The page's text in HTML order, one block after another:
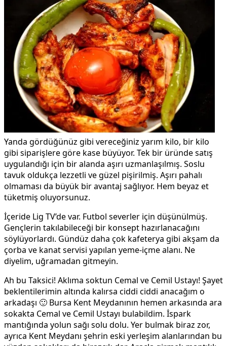
Yanda gördüğünüz gibi vereceğiniz yarım kilo, bir kilo
gibi siparişlere göre kase büyüyor. Tek bir üründe satış
uygulandığı için bir alanda aşırı uzmanlaşılmış. Soslu
tavuk oldukça lezzetli ve güzel pişirilmiş. Aşırı pahalı
olmaması da büyük bir avantaj sağlıyor. Hem beyaz et
tüketmiş oluyorsunuz.
İçeride Lig TV’de var. Futbol severler için düşünülmüş.
Gençlerin takılabileceği bir konsept hazırlanacağını
söylüyorlardı. Gündüz daha çok kafeterya gibi akşam da
çorba ve kanat servisi yapılan yeme-içme alanı. Ne
diyelim, uğramadan gitmeyin.
Ah bu Taksici! Aklıma soktun Cemal ve Cemil Ustayı! Şayet
beklentilerimin altında kalırsa ciddi ciddi anacağım o
arkadaşı 🙂 Bursa Kent Meydanının hemen arkasında ara
sokakta Cemal ve Cemil Ustayı bulabildim. İspark
mantığında yolun sağı solu dolu. Yer bulmak biraz zor,
ayrıca Kent Meydanı şehrin eski yerleşim alanlarından bu